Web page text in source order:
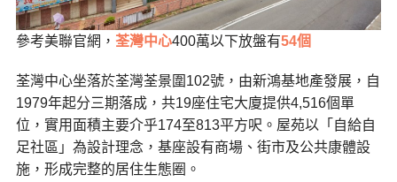
參考美聯官網， 荃灣中心400萬以下放盤有54個
荃灣中心坐落於荃灣荃景圍102號，由新鴻基地產發展，自
1979年起分三期落成，共19座住宅大廈提供4,516個單
位，實用面積主要介乎174至813平方呎。屋苑以「自給自
足社區」為設計理念，基座設有商場、街市及公共康體設
施，形成完整的居住生態圈。